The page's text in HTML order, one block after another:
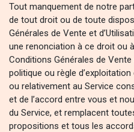
Tout manquement de notre
de tout droit ou de toute
Générales de Vente et
une renonciation à ce droit ou
Conditions Générales de
politique ou règle
ou relativement au Service
et de l’accord entre vous et
du Service, et remplacent
propositions et tous les